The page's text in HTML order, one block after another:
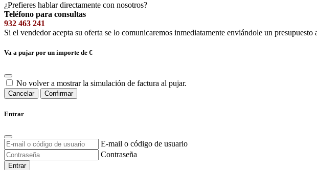
¿Prefieres hablar directamente con nosotros?
Teléfono para consultas
932 463 241
Si el vendedor acepta su oferta se lo comunicaremos inmediatamente enviándole un
Va a pujar por un importe de €
No volver a mostrar la simulación de factura al pujar.
Cancelar Confirmar
Entrar
E-mail o código de usuario
Contraseña
Entrar